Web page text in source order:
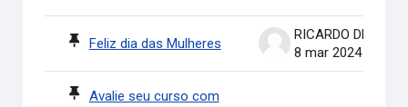
Feliz dia das Mulheres
8 mar 2024
Avalie seu curso com